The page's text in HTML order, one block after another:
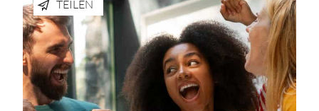
TEILEN